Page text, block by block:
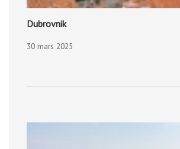
Dubrovnik
30 mars 2025